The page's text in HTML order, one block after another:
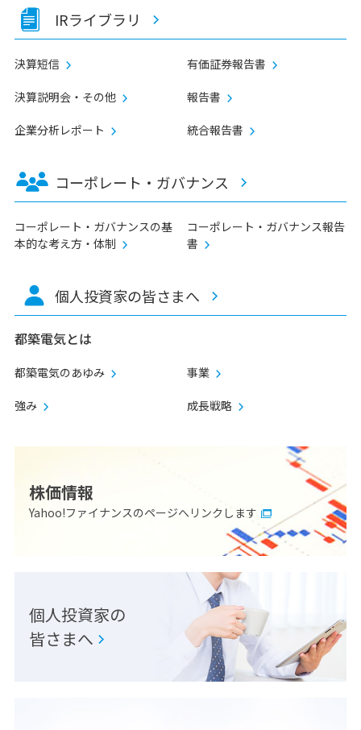
IRライブラリ
決算短信 有価証券報告書
決算説明会・その他 報告書
企業分析レポート 統合報告書
コーポレート・ ガバナンス
コーポレート・ガバナンスの基
本的な考え方・体制
コーポレート・ガバナンス報告
書
個人投資家の皆さまへ
都築電気とは
都築電気のあゆみ 事業
強み 成長戦略
株価情報
Yahoo!ファイナンスのページへリンクします
個人投資家の
皆さまへ